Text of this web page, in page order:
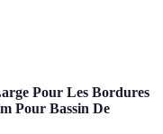
Pour Les Bordures
Pour Bassin De